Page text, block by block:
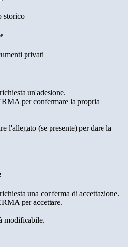
storico
privati
un'adesione.
per confermare la propria
l'allegato (se presente) per dare la
una conferma di accettazione.
per accettare.
modificabile.